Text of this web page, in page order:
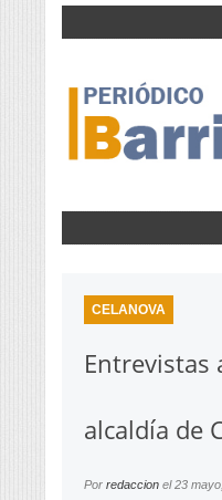
CELANOVA
Entrevistas
alcaldía de
Por redaccion el23